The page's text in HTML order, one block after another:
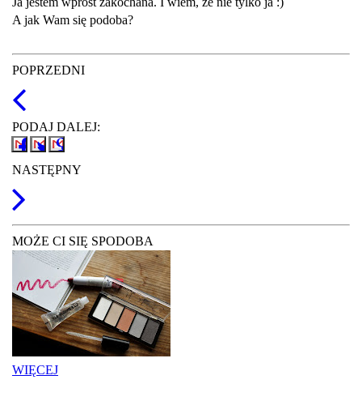
A jak Wam się podoba?
POPRZEDNI
PODAJ DALEJ:
NASTĘPNY
MOŻE CI SIĘ SPODOBA
WIĘCEJ